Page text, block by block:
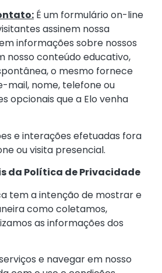
É um formulário on-line
assinem nossa
informações sobre nossos
nosso conteúdo educativo,
o mesmo fornece
mail, nome, telefone ou
opcionais que a Elo venha
e interações efetuadas fora
ou visita presencial.
da Política de Privacidade
tem a intenção de mostrar e
como coletamos,
as informações dos
e navegar em nosso